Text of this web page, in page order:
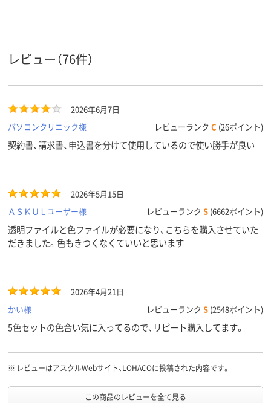
レビュー（76件）
2026年6月7日
パソコンクリニック様
レビューランク C (26ポイント)
契約書、請求書、申込書を分けて使用しているので使い勝手が良い
2026年5月15日
ＡＳＫＵＬユーザー様
レビューランク S (6662ポイント)
透明ファイルと色ファイルが必要になり、こちらを購入させていた
だきました。色もきつくなくていいと思います
2026年4月21日
かい様
レビューランク S (2548ポイント)
5色セットの色合い気に入ってるので、リピート購入してます。
※ レビューはアスクルWebサイト、LOHACOに投稿された内容です。
この商品のレビューを全て見る